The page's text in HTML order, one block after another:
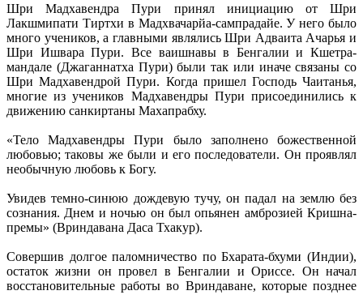
Шри Мадхавендра Пури принял инициацию от Шри
Лакшмипати Тиртхи в Мадхвачарйа-сампрадайе. У него было
много учеников, а главными являлись Шри Адваита Ачарья и
Шри Ишвара Пури. Все ваишнавы в Бенгалии и Кшетра-
мандале (Джаганнатха Пури) были так или иначе связаны со
Шри Мадхавендрой Пури. Когда пришел Господь Чаитанья,
многие из учеников Мадхавендры Пури присоединились к
движению санкиртаны Махапрабху.
«Тело Мадхавендры Пури было заполнено божественной
любовью; таковы же были и его последователи. Он проявлял
необычную любовь к Богу.
Увидев темно-синюю дождевую тучу, он падал на землю без
сознания. Днем и ночью он был опьянен амброзией Кришна-
премы» (Вриндавана Даса Тхакур).
Совершив долгое паломничество по Бхарата-бхуми (Индии),
остаток жизни он провел в Бенгалии и Ориссе. Он начал
восстановительные работы во Вриндаване, которые позднее